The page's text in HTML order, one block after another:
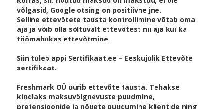
võlgasid, Google otsing on positiivne jne.
Selline ettevõtete tausta kontrollimine võtab oma
aja ja võib olla sõltuvalt ettevõtest nii aja kui ka
töömahukas ettevõtmine.
Siin tuleb appi Sertifikaat.ee – Eeskujulik Ettevõte
sertifikaat.
Freshmark OÜ uurib ettevõte tausta. Tehakse
kindlaks maksuvõlgnevuste puudmine,
pretensioonide ja nõuete puudumine klientide ning